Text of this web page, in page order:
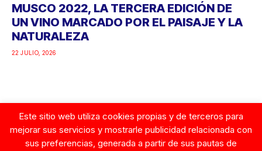
MUSCO 2022, LA TERCERA EDICIÓN DE
UN VINO MARCADO POR EL PAISAJE Y LA
NATURALEZA
22 JULIO, 2026
Google
Este sitio web utiliza cookies propias y de terceros para
mejorar sus servicios y mostrarle publicidad relacionada con
sus preferencias, generada a partir de sus pautas de